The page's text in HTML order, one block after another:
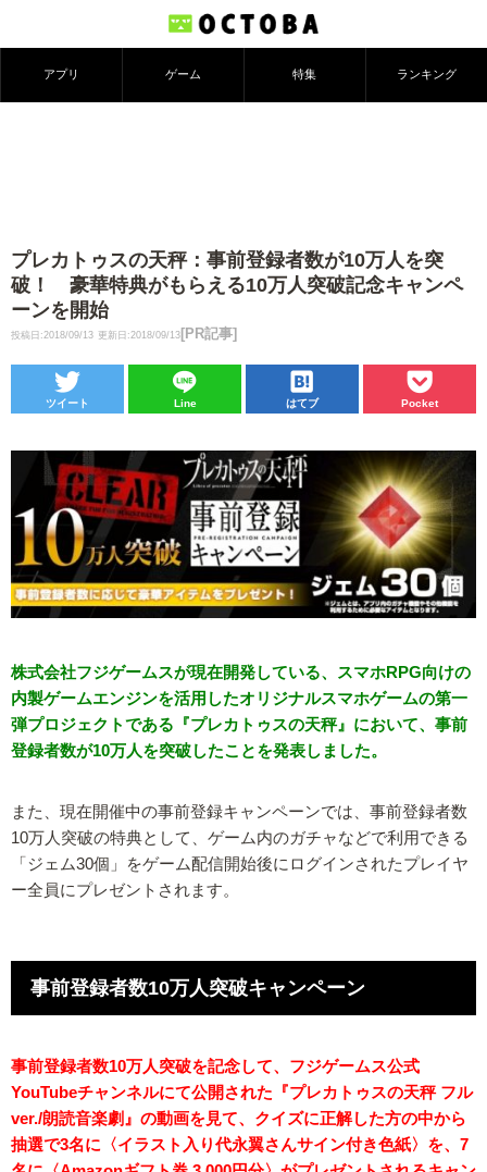
アプリ ゲーム 特集 ランキング
プレカトゥスの天秤：事前登録者数が10万人を突
破！ 豪華特典がもらえる10万人突破記念キャンペ
ーンを開始
投稿日:2018/09/13 更新日:2018/09/13 [PR記事]
ツイート Line はてブ Pocket
株式会社フジゲームスが現在開発している、スマホRPG向けの
内製ゲームエンジンを活用したオリジナルスマホゲームの第一
弾プロジェクトである『プレカトゥスの天秤』において、事前
登録者数が10万人を突破したことを発表しました。
また、現在開催中の事前登録キャンペーンでは、事前登録者数
10万人突破の特典として、ゲーム内のガチャなどで利用できる
「ジェム30個」をゲーム配信開始後にログインされたプレイヤ
ー全員にプレゼントされます。
事前登録者数10万人突破キャンペーン
事前登録者数10万人突破を記念して、フジゲームス公式
YouTubeチャンネルにて公開された『プレカトゥスの天秤 フル
ver./朗読音楽劇』の動画を見て、クイズに正解した方の中から
抽選で3名に〈イラスト入り代永翼さんサイン付き色紙〉を、7